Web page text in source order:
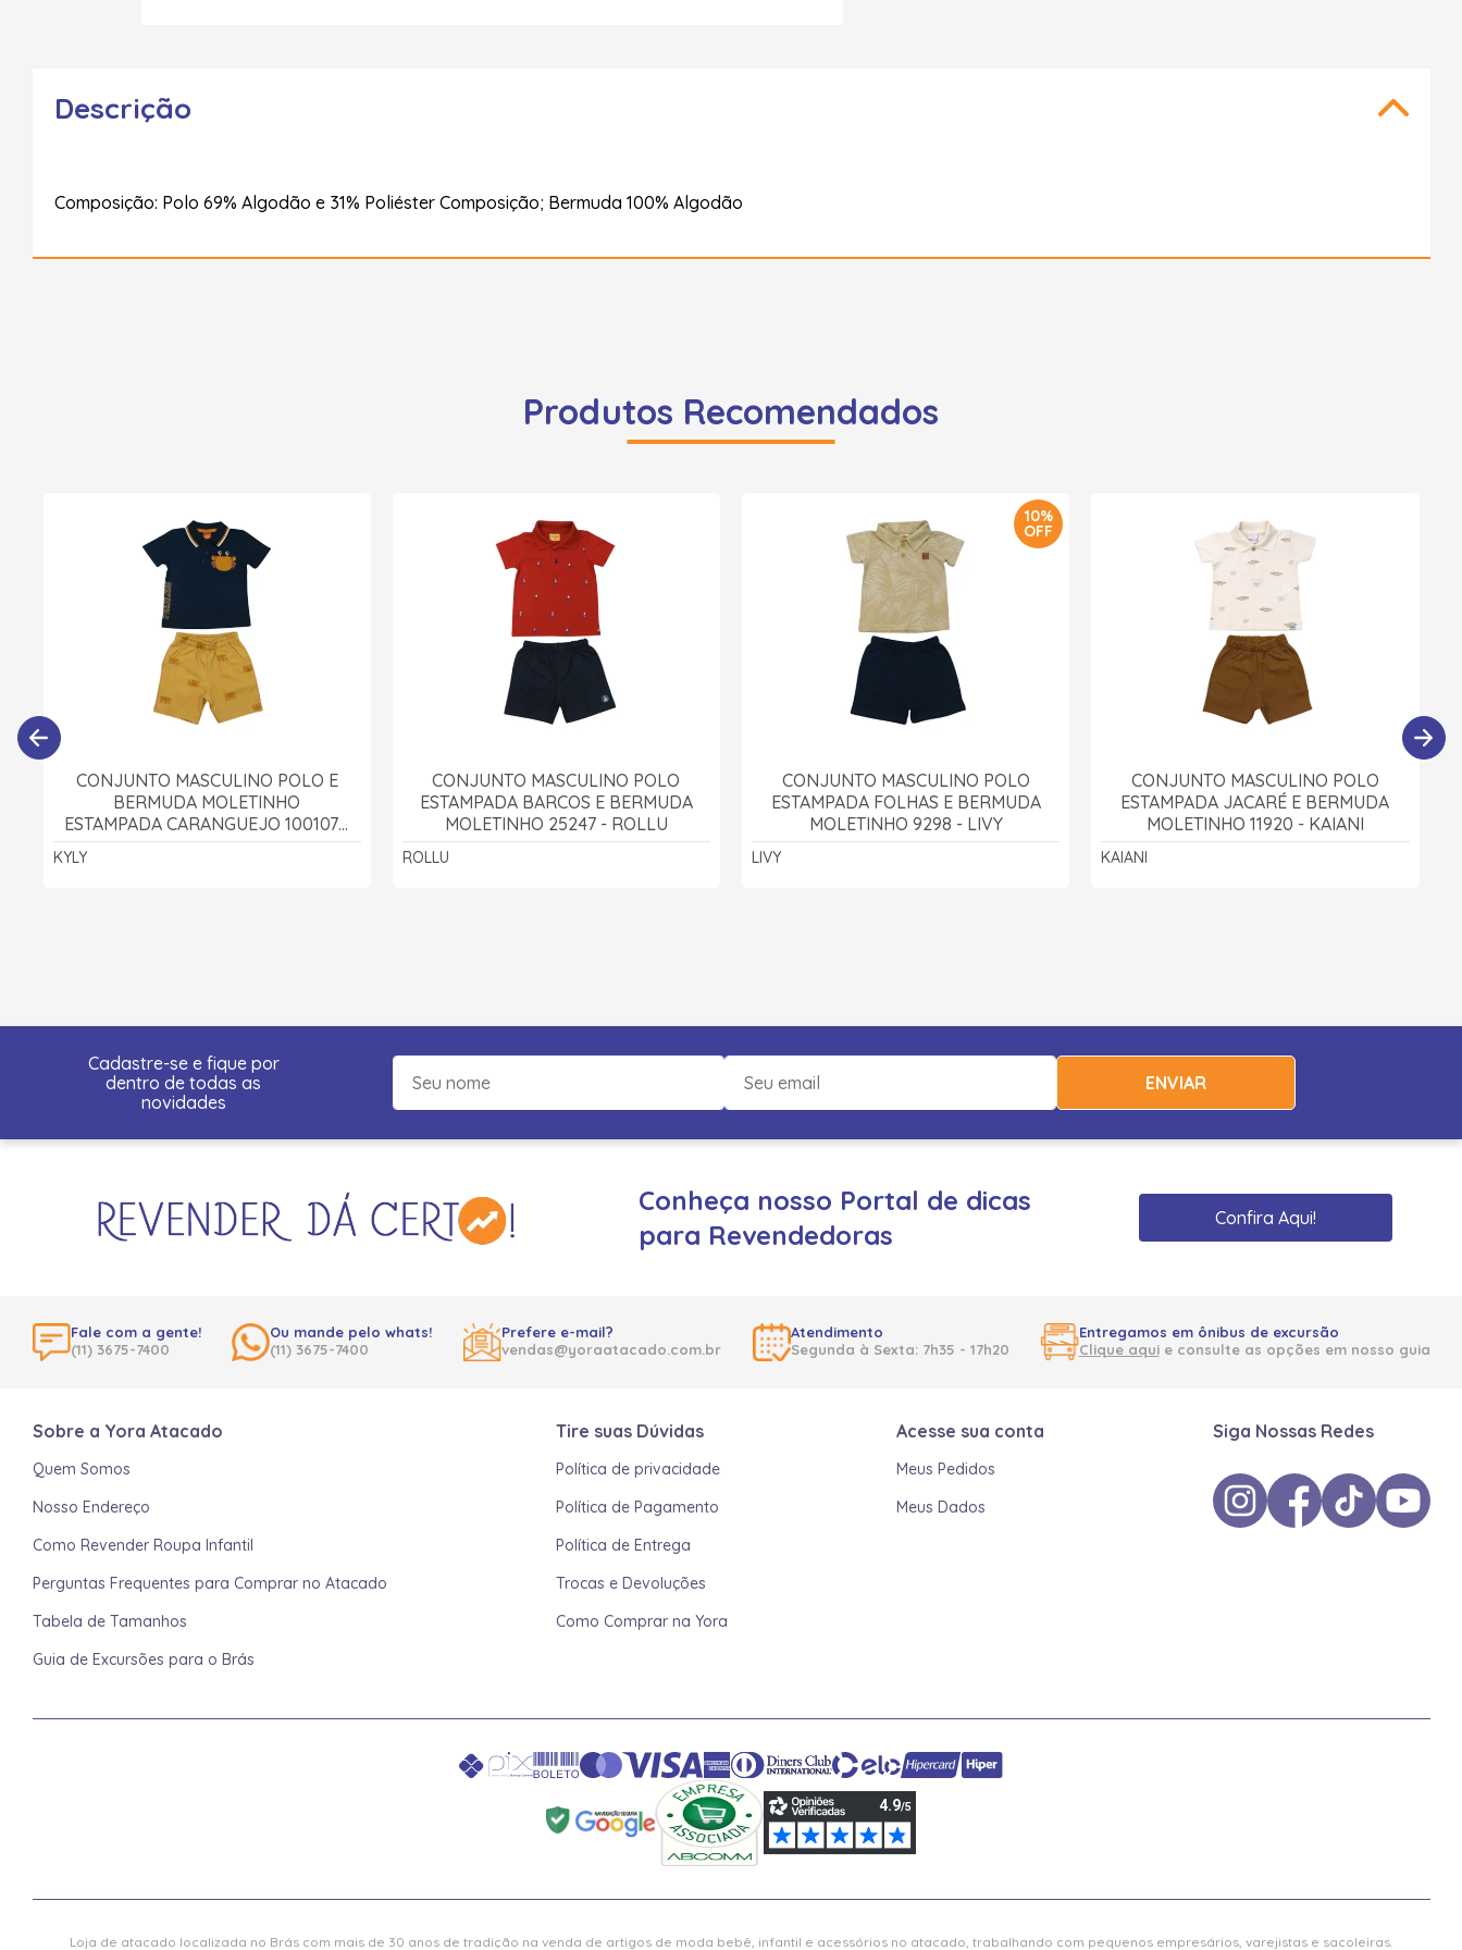
Descrição
Composição: Polo 69% Algodão e 31% Poliéster Composição; Bermuda 100% Algodão
Produtos Recomendados
CONJUNTO MASCULINO POLO E
BERMUDA MOLETINHO
ESTAMPADA CARANGUEJO 1001070
- KYLY
KYLY
CONJUNTO MASCULINO POLO
ESTAMPADA BARCOS E BERMUDA
MOLETINHO 25247 - ROLLU
ROLLU
10%
OFF
CONJUNTO MASCULINO POLO
ESTAMPADA FOLHAS E BERMUDA
MOLETINHO 9298 - LIVY
LIVY
CONJUNTO MASCULINO POLO
ESTAMPADA JACARÉ E BERMUDA
MOLETINHO 11920 - KAIANI
KAIANI
Cadastre-se e fique por
dentro de todas as
novidades
ENVIAR
Conheça nosso Portal de dicas
para Revendedoras
Confira Aqui!
Fale com a gente!
(11) 3675-7400
Ou mande pelo whats!
(11) 3675-7400
Prefere e-mail?
vendas@yoraatacado.com.br
Atendimento
Segunda à Sexta: 7h35 - 17h20
Entregamos em ônibus de excursão
Clique aquie consulte as opções em nosso guia
Sobre a Yora Atacado
Quem Somos
Nosso Endereço
Como Revender Roupa Infantil
Perguntas Frequentes para Comprar no Atacado
Tabela de Tamanhos
Guia de Excursões para o Brás
Tire suas Dúvidas
Política de privacidade
Política de Pagamento
Política de Entrega
Trocas e Devoluções
Como Comprar na Yora
Acesse sua conta
Meus Pedidos
Meus Dados
Siga Nossas Redes
Loja de atacado localizada no Brás com mais de 30 anos de tradição na venda de artigos de moda bebê, infantil e acessórios no atacado, trabalhando com pequenos empresários, varejistas e sacoleiras.